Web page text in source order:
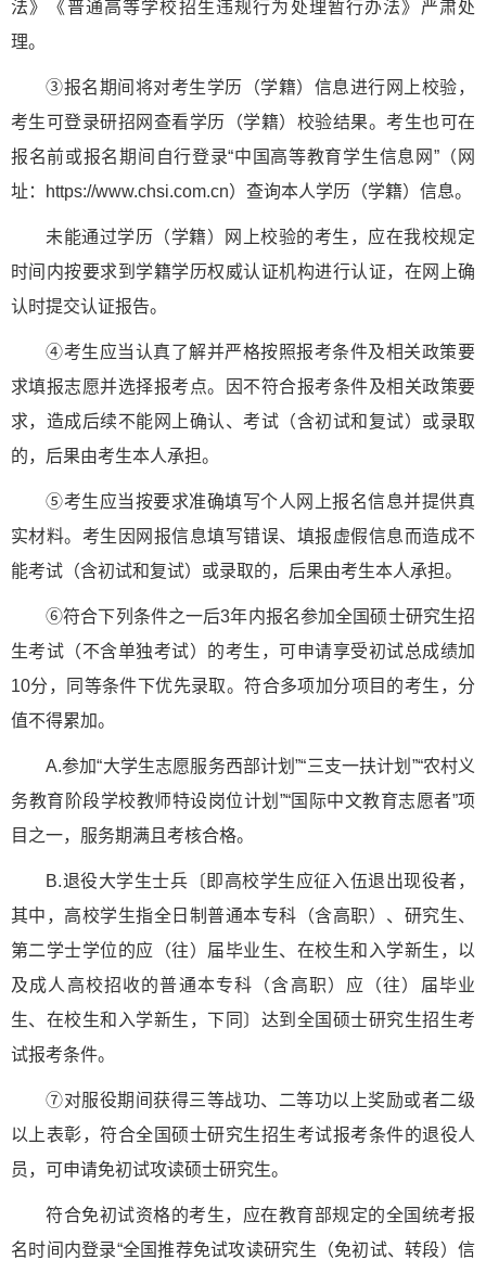
法》《普通高等学校招生违规行为处理暂行办法》严肃处
理。
③报名期间将对考生学历（学籍）信息进行网上校验，
考生可登录研招网查看学历（学籍）校验结果。考生也可在
报名前或报名期间自行登录“中国高等教育学生信息网”（网
址：https://www.chsi.com.cn）查询本人学历（学籍）信息。
未能通过学历（学籍）网上校验的考生，应在我校规定
时间内按要求到学籍学历权威认证机构进行认证，在网上确
认时提交认证报告。
④考生应当认真了解并严格按照报考条件及相关政策要
求填报志愿并选择报考点。因不符合报考条件及相关政策要
求，造成后续不能网上确认、考试（含初试和复试）或录取
的，后果由考生本人承担。
⑤考生应当按要求准确填写个人网上报名信息并提供真
实材料。考生因网报信息填写错误、填报虚假信息而造成不
能考试（含初试和复试）或录取的，后果由考生本人承担。
⑥符合下列条件之一后3年内报名参加全国硕士研究生招
生考试（不含单独考试）的考生，可申请享受初试总成绩加
10分，同等条件下优先录取。符合多项加分项目的考生，分
值不得累加。
A.参加“大学生志愿服务西部计划”“三支一扶计划”“农村义
务教育阶段学校教师特设岗位计划”“国际中文教育志愿者”项
目之一，服务期满且考核合格。
B.退役大学生士兵〔即高校学生应征入伍退出现役者，
其中，高校学生指全日制普通本专科（含高职）、研究生、
第二学士学位的应（往）届毕业生、在校生和入学新生，以
及成人高校招收的普通本专科（含高职）应（往）届毕业
生、在校生和入学新生，下同〕达到全国硕士研究生招生考
试报考条件。
⑦对服役期间获得三等战功、二等功以上奖励或者二级
以上表彰，符合全国硕士研究生招生考试报考条件的退役人
员，可申请免初试攻读硕士研究生。
符合免初试资格的考生，应在教育部规定的全国统考报
名时间内登录“全国推荐免试攻读研究生（免初试、转段）信